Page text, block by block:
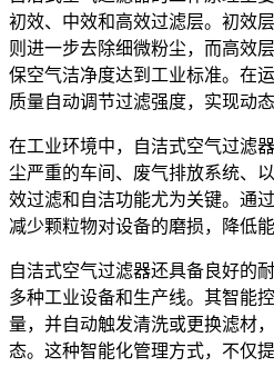
初效、中效和高效过滤层。初效
则进一步去除细微粉尘，而高效
保空气洁净度达到工业标准。在
质量自动调节过滤强度，实现动态
在工业环境中，自洁式空气过滤
尘严重的车间、废气排放系统、
效过滤和自洁功能尤为关键。通
减少颗粒物对设备的磨损，降低
自洁式空气过滤器还具备良好的
多种工业设备和生产线。其智能
量，并自动触发清洗或更换滤材
态。这种智能化管理方式，不仅